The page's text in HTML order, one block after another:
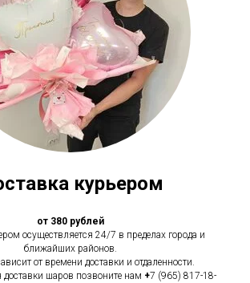
курьером
от 380 рублей
осуществляется 24/7 в пределах города и
ближайших районов.
от времени доставки и отдаленности.
шаров позвоните нам +7 (965) 817-18-